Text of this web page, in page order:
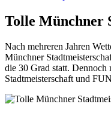
Tolle Münchner
Nach mehreren Jahren
Münchner
die 30 Grad statt. Dennoch
Stadtmeisterschaft und